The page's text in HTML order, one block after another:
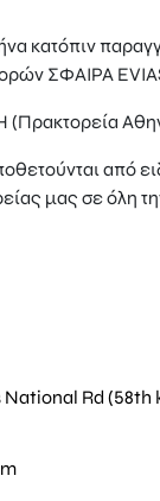
κατόπιν
ΣΦΑΙΡΑ
από
μας σε όλη
Rd (58th